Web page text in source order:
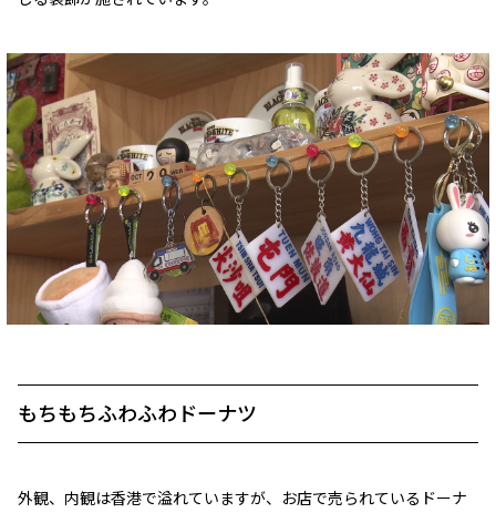
もちもちふわふわドーナツ
外観、内観は香港で溢れていますが、お店で売られているドーナ